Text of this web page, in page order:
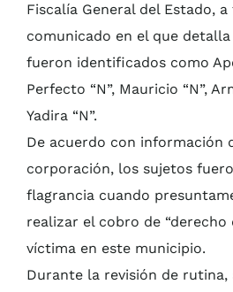
Fiscalía General del Estado,
comunicado en el que
fueron identificados como
Perfecto “N”, Mauricio “N”,
Yadira “N”.
De acuerdo con información
corporación, los sujetos
flagrancia cuando
realizar el cobro de “derecho
víctima en este municipio.
Durante la revisión de